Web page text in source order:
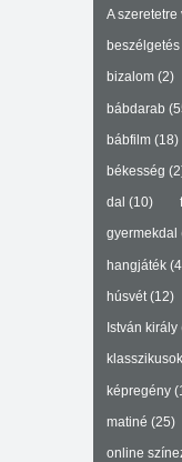
A szeretetre
beszélgetés
bizalom(2)
bábdarab
bábfilm(18)
békesség
dal (10)
gyermekdal
hangjáték
húsvét(12)
István király
képregény
matiné (25)
online